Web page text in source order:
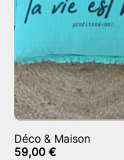
Déco & Maison
59,00 €